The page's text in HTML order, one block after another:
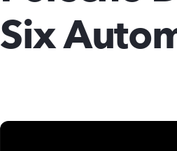
Six